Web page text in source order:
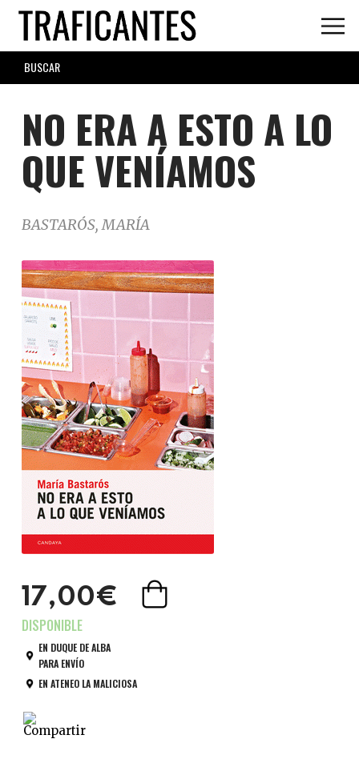
Skip
main
content
SEARCH
FORM
NO ERA A ESTO A LO
QUE VENÍAMOS
BASTARÓS, MARÍA
17,00€
EN DUQUE DE ALBA
PARA ENVÍO
EN ATENEO LA MALICIOSA